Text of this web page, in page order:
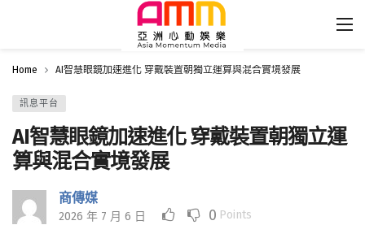
Home AI智慧眼鏡加速進化 穿戴裝置朝獨立運算與混合實境發展
訊息平台
AI智慧眼鏡加速進化 穿戴裝置朝獨立運
算與混合實境發展
商傳媒
2026 年 7 月 6 日 0 Points